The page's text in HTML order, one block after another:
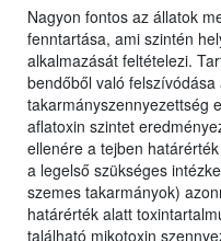
Nagyon fontos az állatok
fenntartása, ami szintén
alkalmazását feltételezi.
bendőből való
takarmányszennyezettség
aflatoxin szintet
ellenére a tejben
a legelső szükséges
szemes takarmányok)
határérték alatt
található mikotoxin